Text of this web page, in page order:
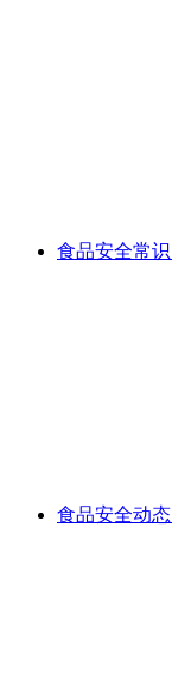
食品安全常识
食品安全动态